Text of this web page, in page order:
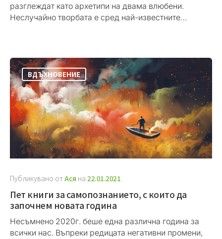
разглеждат като архетипи на двама влюбени.
Неслучайно творбата е сред най-известните…
ВДЪХНОВЕНИЕ
Публикувано отАся на 22.01.2021
Пет книги за самопознанието, с които да
започнем новата година
Несъмнено 2020г. беше една различна година за
всички нас. Въпреки редицата негативни промени,